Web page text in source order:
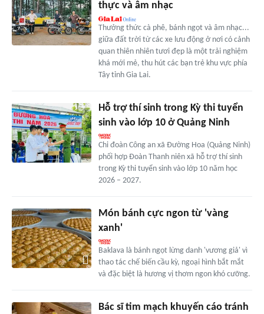
thực và âm nhạc
Thưởng thức cà phê, bánh ngọt và âm nhạc...
giữa đất trời từ các xe lưu động ở nơi có cảnh
quan thiên nhiên tươi đẹp là một trải nghiệm
khá mới mẻ, thu hút các bạn trẻ khu vực phía
Tây tỉnh Gia Lai.
Hỗ trợ thí sinh trong Kỳ thi tuyển
sinh vào lớp 10 ở Quảng Ninh
Chi đoàn Công an xã Đường Hoa (Quảng Ninh)
phối hợp Đoàn Thanh niên xã hỗ trợ thí sinh
trong Kỳ thi tuyển sinh vào lớp 10 năm học
2026 – 2027.
Món bánh cực ngon từ 'vàng
xanh'
Baklava là bánh ngọt lừng danh 'vương giả' vì
thao tác chế biến cầu kỳ, ngoại hình bắt mắt
và đặc biệt là hương vị thơm ngon khó cưỡng.
Bác sĩ tim mạch khuyến cáo tránh